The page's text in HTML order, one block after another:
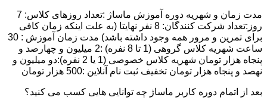
مدت زمان و شهریه دوره آموزش ماساژ :تعداد روزهای کلاس: 7
روز:تعداد شرکت کنندگان: 8 نفر نهایتا (به علت اینکه زمان کافی
برای تمرین و مرور همه وجود داشته باشد) مدت زمان آموزش : 30
ساعت شهریه کلاس گروهی (1 تا 8 نفره) :2 میلیون و چهارصد و
پنجاه هزار تومان شهریه کلاس خصوصی (1 یا 2 نفره):دو میلیون و
نهصد و پنجاه هزار تومان تخفیف ثبت نام آنلاین :500 هزار تومان
بعد از اتمام دوره کاربر ماساژ چه توانایی هایی کسب می کنید؟